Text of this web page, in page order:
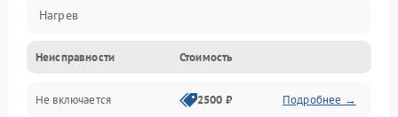
Нагрев
Неисправности Стоимость
Не включается 2500 ₽ Подробнее →